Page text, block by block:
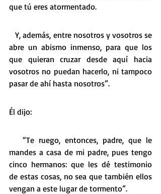
que tú eres atormentado.
   Y, además, entre nosotros y vosotros se
abre un abismo inmenso, para que los
que quieran cruzar desde aquí hacia
vosotros no puedan hacerlo, ni tampoco
pasar de ahí hasta nosotros”.
Él dijo:
mandes a casa de mi padre, pues tengo
cinco hermanos: que les dé testimonio
de estas cosas, no sea que también ellos
vengan a este lugar de tormento”.